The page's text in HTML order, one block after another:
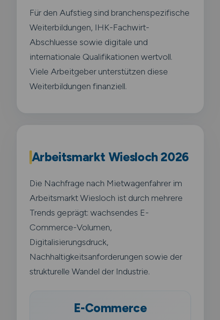
Für den Aufstieg sind branchenspezifische
Weiterbildungen, IHK-Fachwirt-
Abschluesse sowie digitale und
internationale Qualifikationen wertvoll.
Viele Arbeitgeber unterstützen diese
Weiterbildungen finanziell.
Arbeitsmarkt Wiesloch 2026
Die Nachfrage nach Mietwagenfahrer im
Arbeitsmarkt Wiesloch ist durch mehrere
Trends geprägt: wachsendes E-
Commerce-Volumen,
Digitalisierungsdruck,
Nachhaltigkeitsanforderungen sowie der
strukturelle Wandel der Industrie.
E-Commerce